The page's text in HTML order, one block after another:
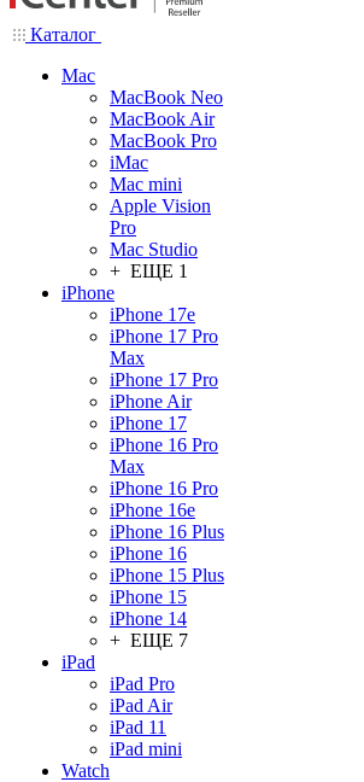
Каталог
Mac
MacBook Neo
MacBook Air
MacBook Pro
iMac
Mac mini
Apple Vision
Pro
Mac Studio
+ ЕЩЕ 1
iPhone
iPhone 17e
iPhone 17 Pro
Max
iPhone 17 Pro
iPhone Air
iPhone 17
iPhone 16 Pro
Max
iPhone 16 Pro
iPhone 16e
iPhone 16 Plus
iPhone 16
iPhone 15 Plus
iPhone 15
iPhone 14
+ ЕЩЕ 7
iPad
iPad Pro
iPad Air
iPad 11
iPad mini
Watch